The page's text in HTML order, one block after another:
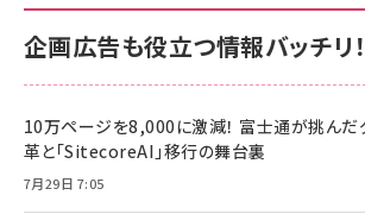
企画広告も役立つ情報バッチリ！
10万ページを8,000に激減！ 富士通が挑んだ
革と「SitecoreAI」移行の舞台裏
7月29日 7:05